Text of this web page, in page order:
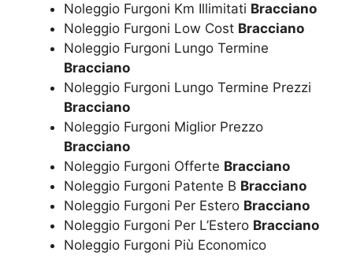
Noleggio Furgoni Km Illimitati Bracciano
Noleggio Furgoni Low Cost Bracciano
Noleggio Furgoni Lungo Termine
Bracciano
Noleggio Furgoni Lungo Termine Prezzi
Bracciano
Noleggio Furgoni Miglior Prezzo
Bracciano
Noleggio Furgoni Offerte Bracciano
Noleggio Furgoni Patente B Bracciano
Noleggio Furgoni Per Estero Bracciano
Noleggio Furgoni Per L’Estero Bracciano
Noleggio Furgoni Più Economico